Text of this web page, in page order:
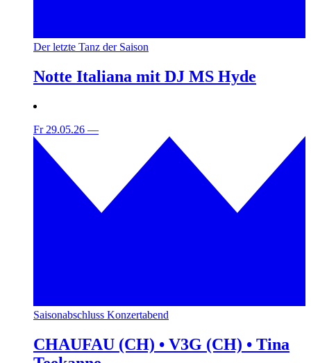
Der letzte Tanz der Saison
Notte Italiana mit DJ MS Hyde
Fr 29.05.26 —
Saisonabschluss Konzertabend
CHAUFAU (CH) • V3G (CH) • Tina